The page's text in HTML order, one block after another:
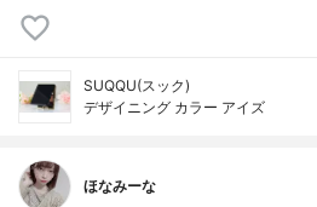
SUQQU(スック)
デザイニング カラー アイズ
ほなみーな